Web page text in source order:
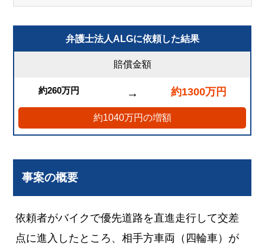
弁護士法人ALGに依頼した結果
賠償金額
約260万円 → 約1300万円
約1040万円の増額
事案の概要
依頼者がバイクで優先道路を直進走行して交差
点に進入したところ、相手方車両（四輪車）が